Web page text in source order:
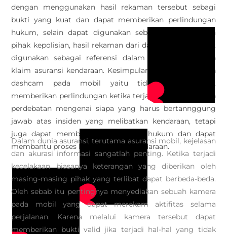
dengan menggunakan hasil rekaman tersebut sebagi
bukti yang kuat dan dapat memberikan perlindungan
hukum, selain dapat digunakan sebagai bukti kepada
pihak kepolisian, hasil rekaman dari dashcam juga dapat
digunakan sebagai referensi dalam proses pengajuan
klaim asuransi kendaraan. Kesimpulan dari pemasangan
dashcam pada mobil yaitu tidak hanya dapat
memberikan perlindungan ketika terjadi perselisihan dan
perdebatan mengenai siapa yang harus bertannggung
jawab atas insiden yang melibatkan kendaraan, tetapi
juga dapat memberikan keamanan hukum dan dapat
membantu proses klaim asuransi kendaraan.
Dalam dunia asuransi, terutama asuransi mobil, kejelasan
dan akurasi informasi sangatlah penting. Ketika terjadi
kecelakaan biasanya keterangan yang diberikan oleh
masing-masing pihak yang terlibat dapat berbeda-beda.
Oleh sebab itu pentingnya menyediakan sebuah kamera
pada mobil yang dapat merekam aktifitas selama
perjalanan. Karena melalui kamera tersebut dapat
memberikan bukti valid jika terjadi hal-hal yang tidak